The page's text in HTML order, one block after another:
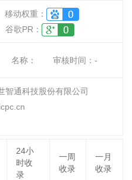
移动权重：
谷歌PR：
名称： 审核时间： -
智通科技股份有限公司
24小
时收
录
一周
收录
一月
收录